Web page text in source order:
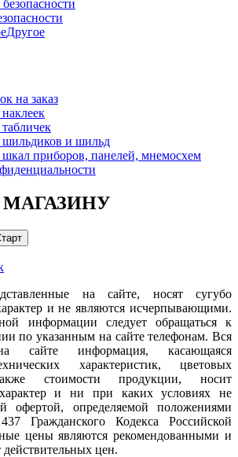
Другое
на заказ
шильдиков и шильд
шкал приборов, панелей, мнемосхем
на сайте, носят сугубо
и не являются исчерпывающими.
информации следует обращаться к
по указанным на сайте телефонам. Вся
на сайте информация, касающаяся
характеристик, цветовых
стоимости продукции, носит
и ни при каких условиях не
офертой, определяемой положениями
Гражданского Кодекса Российской
цены являются рекомендованными и
действительных цен.